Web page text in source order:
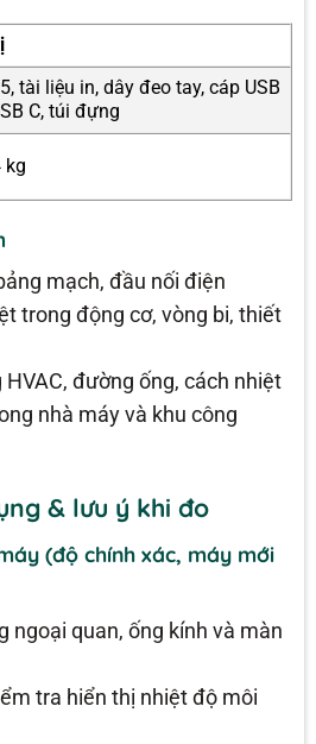
tài liệu in, dây đeo tay, cáp USB
C, túi đựng
kg
mạch, đầu nối điện
trong động cơ, vòng bi, thiết
HVAC, đường ống, cách nhiệt
nhà máy và khu công
& lưu ý khi đo
(độ chính xác, máy mới
ngoại quan, ống kính và màn
tra hiển thị nhiệt độ môi